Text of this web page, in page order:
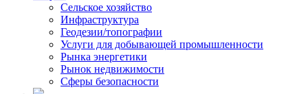
Сельское хозяйство
Инфраструктура
Геодезии/топографии
Услуги для добывающей промышленности
Рынка энергетики
Рынок недвижимости
Сферы безопасности